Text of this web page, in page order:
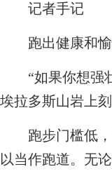
记者手记
跑出健康和
“如果你想强壮
埃拉多斯山岩上
跑步门槛低，
以当作跑道。无